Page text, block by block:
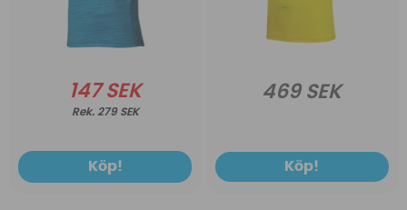
147 SEK
279 SEK
Köp!
469 SEK
Köp!